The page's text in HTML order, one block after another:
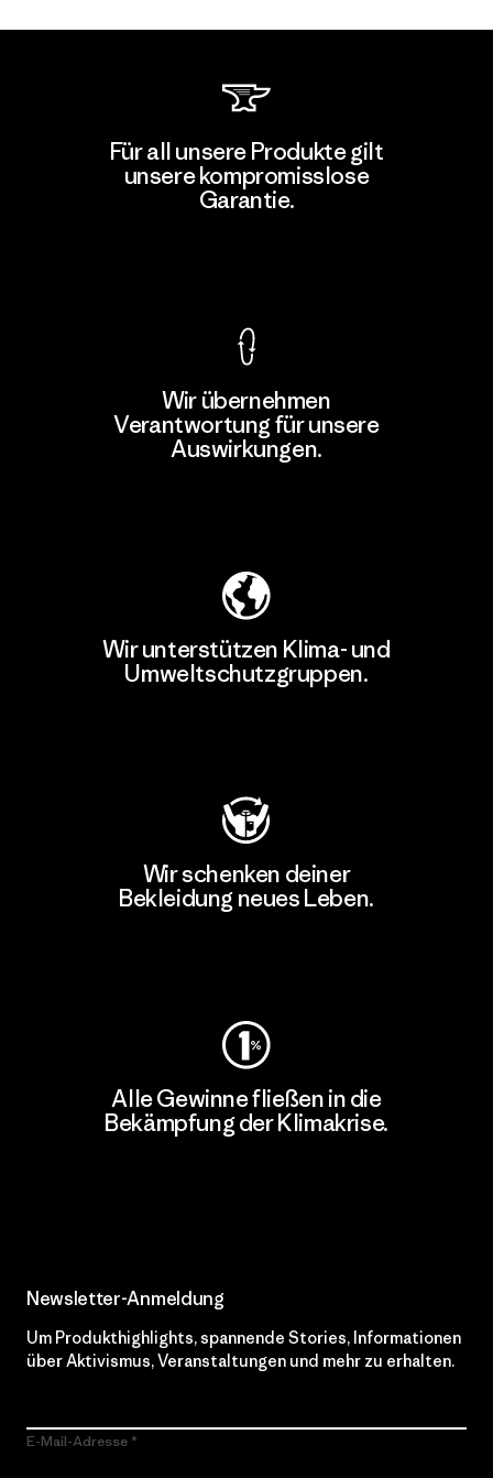
Für all unsere Produkte gilt
unsere kompromisslose
Garantie.
Wir übernehmen
Verantwortung für unsere
Auswirkungen.
Wir unterstützen Klima- und
Umweltschutzgruppen.
Wir schenken deiner
Bekleidung neues Leben.
Alle Gewinne fließen in die
Bekämpfung der Klimakrise.
Newsletter-Anmeldung
Um Produkthighlights, spannende Stories, Informationen
über Aktivismus, Veranstaltungen und mehr zu erhalten.
E-Mail-Adresse